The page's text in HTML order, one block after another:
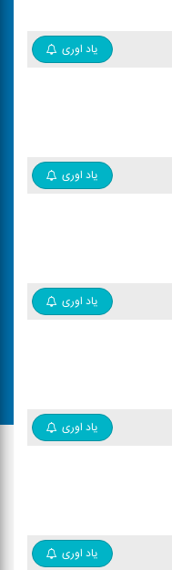
یاد اوری
یاد اوری
یاد اوری
یاد اوری
یاد اوری